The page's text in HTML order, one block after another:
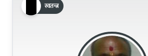
स्वतन्त्र